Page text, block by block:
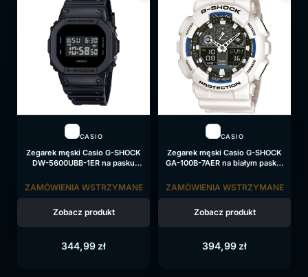
CASIO
Zegarek męski Casio G-SHOCK
DW-5600UBB-1ER na pasku
344,99 zł
ZAMÓWIENIA WSTRZYMANE
Zobacz produkt
CASIO
Zegarek męski Casio G-SHOCK
GA-100B-7AER na białym pasku,
394,99 zł
ZAMÓWIENIA WSTRZYMANE
Zobacz produkt